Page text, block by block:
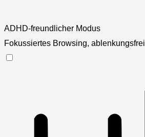
ADHD-freundlicher Modus
Fokussiertes Browsing, ablenkungsfrei